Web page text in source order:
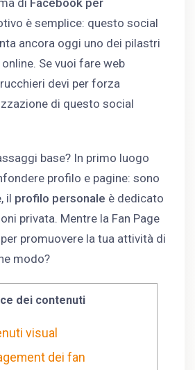
è semplice: questo social
ancora oggi uno dei pilastri
Se vuoi fare web
devi per forza
di questo social
base? In primo luogo
profilo e pagine: sono
il profilo personale è dedicato
privata. Mentre la Fan Page
promuovere la tua attività di
modo?
dei contenuti
visual
dei fan